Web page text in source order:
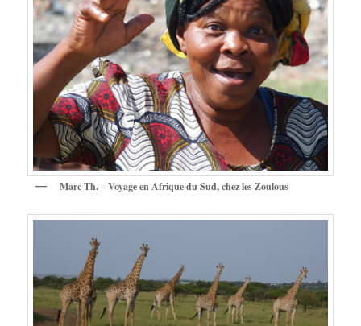
Marc Th. – Voyage en Afrique du Sud, chez les Zoulous